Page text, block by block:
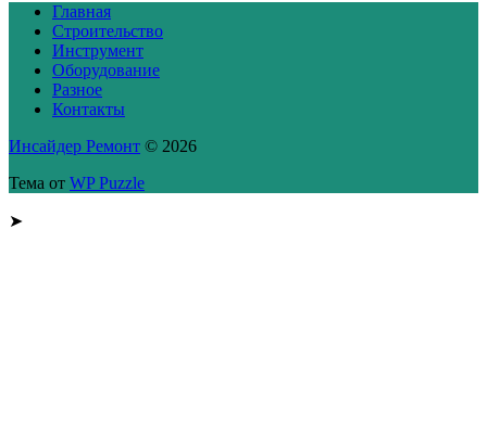
Главная
Строительство
Инструмент
Оборудование
Разное
Контакты
Инсайдер Ремонт © 2026
Тема от WP Puzzle
➤